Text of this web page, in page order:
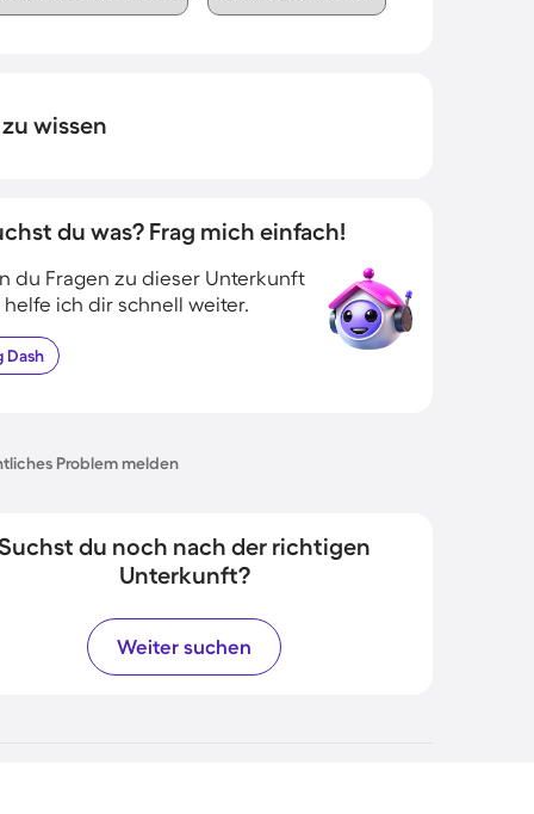
wissen
du was? Frag mich einfach!
du Fragen zu dieser Unterkunft
helfe ich dir schnell weiter.
Dash
Problem melden
du noch nach der richtigen
Unterkunft?
Weiter suchen